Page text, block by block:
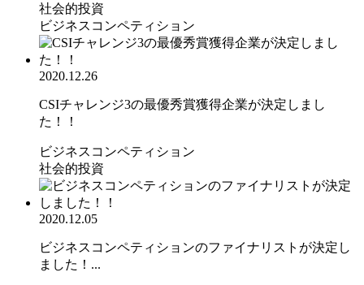
社会的投資
ビジネスコンペティション
2020.12.26
CSIチャレンジ3の最優秀賞獲得企業が決定しまし
た！！
ビジネスコンペティション
社会的投資
2020.12.05
ビジネスコンペティションのファイナリストが決定し
ました！...